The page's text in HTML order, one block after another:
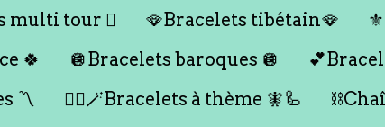
multi tour 🪎
🪭Bracelets tibétain🪭
🍀
🪩Bracelets baroques 🪩
〽️
🧞‍♂️🪄Bracelets à thème 🧚🦾